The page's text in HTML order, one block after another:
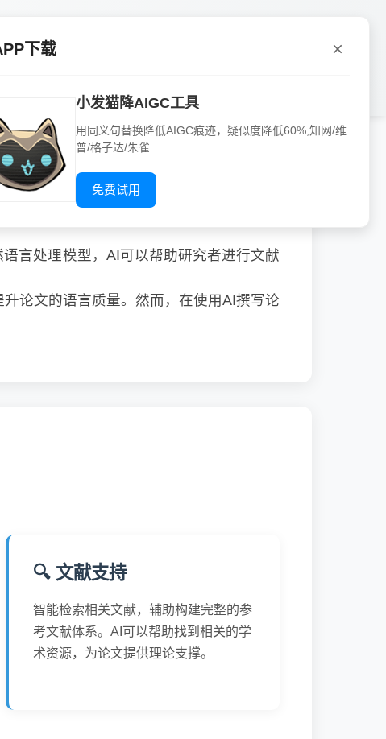
言处理模型，AI可以帮助研究者进行文献
论文的语言质量。然而，在使用AI撰写论
🔍 文献支持
智能检索相关文献，辅助构建完整的参
考文献体系。AI可以帮助找到相关的学
术资源，为论文提供理论支撑。
下载
小发猫降AIGC工具
用同义句替换降低AIGC痕迹，疑似度降低60%,知网/维
普/格子达/朱雀
免费试用